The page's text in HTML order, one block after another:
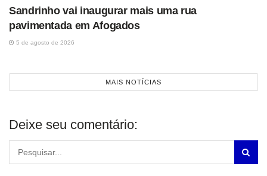
Sandrinho vai inaugurar mais uma rua
pavimentada em Afogados
5 de agosto de 2026
MAIS NOTÍCIAS
Deixe seu comentário: